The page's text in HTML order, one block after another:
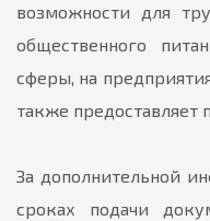
возможности для
общественного
сферы, на
также предоставляет
За дополнительной
сроках подачи